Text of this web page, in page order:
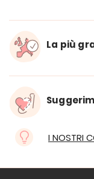
La più
I NOSTRI